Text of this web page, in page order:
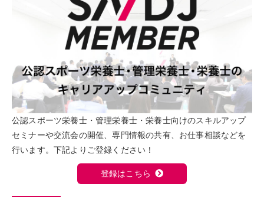
公認スポーツ栄養士・管理栄養士・栄養士向けのスキルアップ
セミナーや交流会の開催、専門情報の共有、お仕事相談などを
行います。下記よりご登録ください！
登録はこちら